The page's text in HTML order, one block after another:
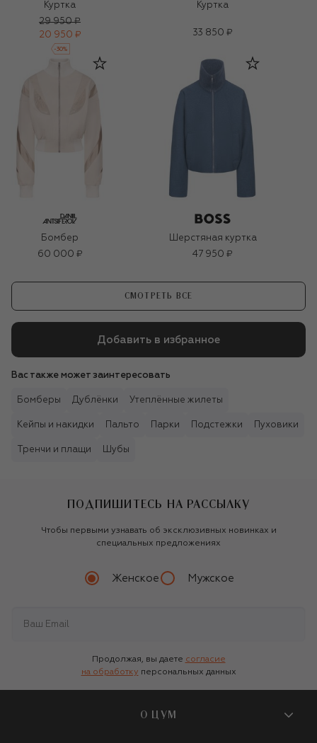
Куртка
29 950 ₽
20 950 ₽
-30%
Куртка
33 850 ₽
Бомбер
60 000 ₽
Шерстяная куртка
47 950 ₽
СМОТРЕТЬ ВСЕ
Добавить в избранное
Вас также может заинтересовать
Бомберы Дублёнки Утеплённые жилеты
Кейпы и накидки Пальто Парки Подстежки Пуховики
Тренчи и плащи Шубы
ПОДПИШИТЕСЬ НА РАССЫЛКУ
Чтобы первыми узнавать об эксклюзивных новинках и
специальных предложениях
Женское Мужское
Продолжая, вы даете согласие
на обработку персональных данных
О ЦУМ